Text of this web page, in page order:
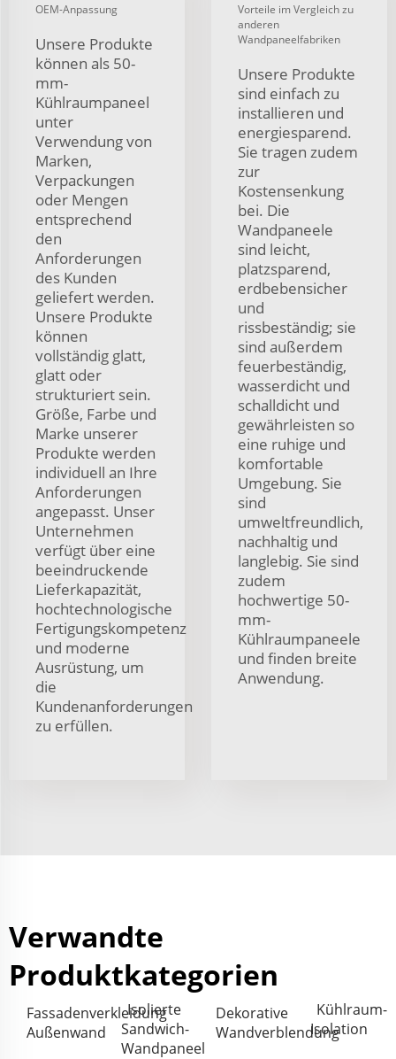
OEM-Anpassung
Unsere Produkte
können als 50-
mm-
Kühlraumpaneel
unter
Verwendung von
Marken,
Verpackungen
oder Mengen
entsprechend
den
Anforderungen
des Kunden
geliefert werden.
Unsere Produkte
können
vollständig glatt,
glatt oder
strukturiert sein.
Größe, Farbe und
Marke unserer
Produkte werden
individuell an Ihre
Anforderungen
angepasst. Unser
Unternehmen
verfügt über eine
beeindruckende
Lieferkapazität,
hochtechnologische
Fertigungskompetenz
und moderne
Ausrüstung, um
die
Kundenanforderungen
zu erfüllen.
Vorteile im Vergleich zu
anderen
Wandpaneelfabriken
Unsere Produkte
sind einfach zu
installieren und
energiesparend.
Sie tragen zudem
zur
Kostensenkung
bei. Die
Wandpaneele
sind leicht,
platzsparend,
erdbebensicher
und
rissbeständig; sie
sind außerdem
feuerbeständig,
wasserdicht und
schalldicht und
gewährleisten so
eine ruhige und
komfortable
Umgebung. Sie
sind
umweltfreundlich,
nachhaltig und
langlebig. Sie sind
zudem
hochwertige 50-
mm-
Kühlraumpaneele
und finden breite
Anwendung.
Verwandte
Produktkategorien
Fassadenverkleidung
Außenwand
Isolierte
Sandwich-
Wandpaneel
Dekorative
Wandverblendung
Kühlraum-
Isolation